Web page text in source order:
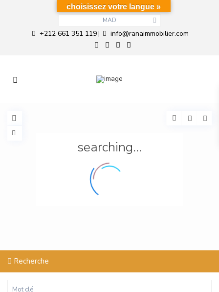
MAD
+212 661 351 119| info@ranaimmobilier.com
searching...
Recherche
choisissez votre langue »